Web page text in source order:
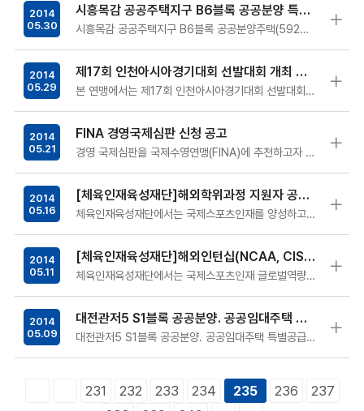
2014
05.30
시흥목감 공공주택지구 B6블록 공공분양 특별공급(우수선수) 신청 안내
시흥목감 공공주택지구 B6블록 공공분양주택(592호) 특별분양 사항을 붙임과 같이 알려드리니 「주택공급에 관한 규칙」 제19조에 의거 자격요건…
2014
05.29
제17회 인천아시아경기대회 선발대회 개최 공지
본 연맹에서는 제17회 인천아시아경기대회 선발대회를 아래와 같이 개최하오니 많은 참여바랍니다. &nbs…
2014
05.21
FINA 경영국제심판 신청 공고
경영 국제심판을 국제수영연맹(FINA)에 추천하고자 하오니 아래의 사항을 참고하시어 동 종목 국제심판에 관심이 있는 분들의 많은 신청바랍…
2014
05.16
[체육인재육성재단]해외학위과정 지원자 공개모집
체육인재육성재단에서는 국제스포츠인재를 양성하고자 다음과 같이 『해외학위과정』 지원대상자를 모집하오니 많은 관심과 참여 바랍니다. …
2014
05.11
[체육인재육성재단]해외인턴십(NCAA, CISM) 모집공고
체육인재육성재단에서는 국제스포츠인재 글로벌역량 강화를 위해 전미대학스포츠협회(NCAA) 및 국제군인체육연맹(CISM) 인턴십 대상자를 모집하오니…
2014
05.09
대전관저5 S1블록 공공분양. 공공임대주택 특별공급(우수선수) 신청 안내
대전관저5 S1블록 공공분양. 공공임대주택 특별공급(우수선수) 신청과 관련하여 붙임과 같이 알려드리오니 '주택공급에 관한 규칙' 제19조에 …
231 232 233 234 235 236
237